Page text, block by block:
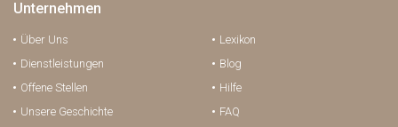
Unternehmen
Über Uns
Dienstleistungen
Offene Stellen
Unsere Geschichte
Lexikon
Blog
Hilfe
FAQ